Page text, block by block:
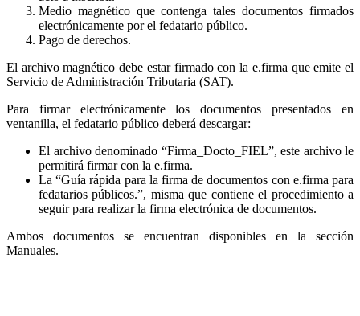
Medio magnético que contenga tales documentos firmados
electrónicamente por el fedatario público.
Pago de derechos.
El archivo magnético debe estar firmado con la e.firma que emite el
Servicio de Administración Tributaria (SAT).
Para firmar electrónicamente los documentos presentados en
ventanilla, el fedatario público deberá descargar:
El archivo denominado “Firma_Docto_FIEL”, este archivo le
permitirá firmar con la e.firma.
La “Guía rápida para la firma de documentos con e.firma para
fedatarios públicos.”, misma que contiene el procedimiento a
seguir para realizar la firma electrónica de documentos.
Ambos documentos se encuentran disponibles en la sección
Manuales.